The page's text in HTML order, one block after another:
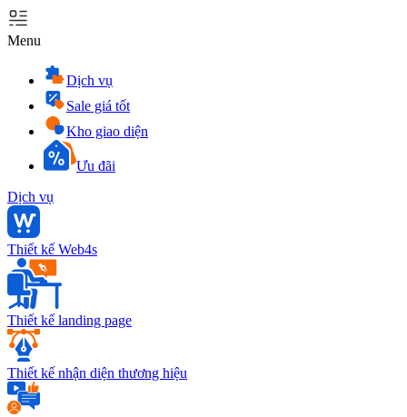
Menu
Dịch vụ
Sale giá tốt
Kho giao diện
Ưu đãi
Dịch vụ
Thiết kế Web4s
Thiết kế landing page
Thiết kế nhận diện thương hiệu